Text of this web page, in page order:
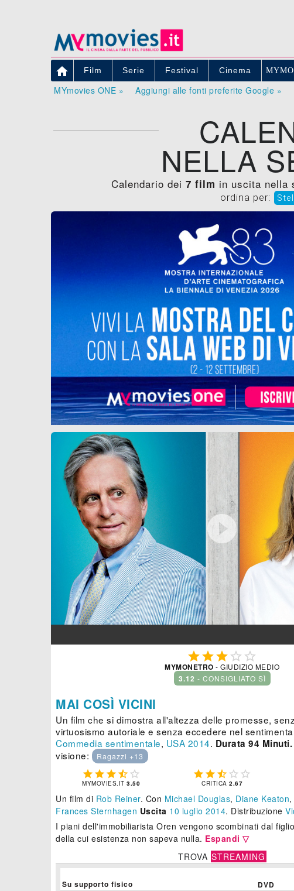
 Film Serie Festival Cinema
MYmovies ONE » Aggiungi alle fonti preferite Google »
NELLA
Calendario dei 7 film in uscita nella
ordina per:

  
MYMONETRO - GIUDIZIO MEDIO
3.12 - CONSIGLIATO SÌ
MAI COSÌ VICINI
Un film che si dimostra all'altezza delle promesse,
virtuosismo autoriale e senza eccedere nel
Commedia sentimentale, USA 2014. Durata 94 Minuti.
visione:
Ragazzi +13
    
MYMOVIES.IT3.50
    
CRITICA2.67
Un film di Rob Reiner. Con Michael Douglas, Diane Keaton,
Frances Sternhagen Uscita 10 luglio 2014. Distribuzione
I piani dell'immobiliarista Oren vengono scombinati dal
della cui esistenza non sapeva nulla. Espandi ▽
TROVA STREAMING
Su supporto fisico DVD